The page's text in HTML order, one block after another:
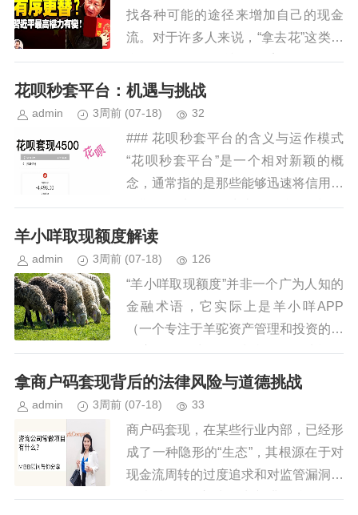
找各种可能的途径来增加自己的现金
流。对于许多人来说，“拿去花”这类平
台提供的2000元贷款似乎提供了一个
额外的资金来源。但是否真的可以通过
花呗秒套平台：机遇与挑战
admin 3周前 (07-18) 32
### 花呗秒套平台的含义与运作模式
“花呗秒套平台”是一个相对新颖的概
念，通常指的是那些能够迅速将信用卡
分期付款功能转化为类似蚂蚁金服旗下
产品——花呗支付方式的服务平台。这
羊小咩取现额度解读
admin 3周前 (07-18) 126
“羊小咩取现额度”并非一个广为人知的
金融术语，它实际上是羊小咩APP
（一个专注于羊驼资产管理和投资的移
动应用）推出的一种特色服务功能名
称。要理解“羊小咩取现额度”，首先需
拿商户码套现背后的法律风险与道德挑战
admin 3周前 (07-18) 33
商户码套现，在某些行业内部，已经形
成了一种隐形的“生态”，其根源在于对
现金流周转的过度追求和对监管漏洞的
恶意利用。这种行为并非简单的“借